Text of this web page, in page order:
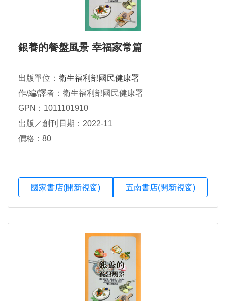
銀養的餐盤風景 幸福家常篇
出版單位： 衛生福利部國民健康署
作/編/譯者：衛生福利部國民健康署
GPN：1011101910
出版／創刊日期：2022-11
價格：80
國家書店(開新視窗) 五南書店(開新視窗)